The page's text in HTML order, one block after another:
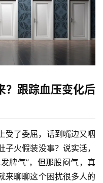
？跟踪血压变化后
受了委屈，话到嘴边又咽
火假装没事？说实话，
脾气”，但那股闷气，真
来聊聊这个困扰很多人的